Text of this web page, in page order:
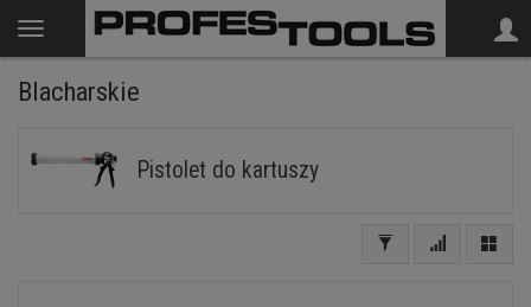
Blacharskie
Pistolet do kartuszy